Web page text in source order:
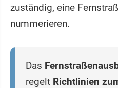
zuständig, eine
nummerieren.
Das
regelt Richtlinien